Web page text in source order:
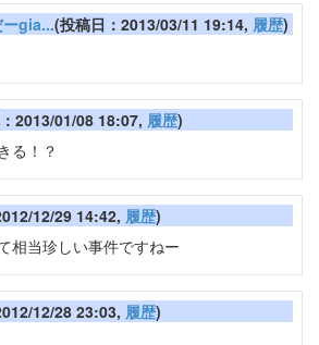
ーgia...(投稿日：2013/03/11 19:14, 履歴)
2013/01/08 18:07, 履歴)
る！？
12/29 14:42, 履歴)
相当珍しい事件ですねー
12/28 23:03, 履歴)